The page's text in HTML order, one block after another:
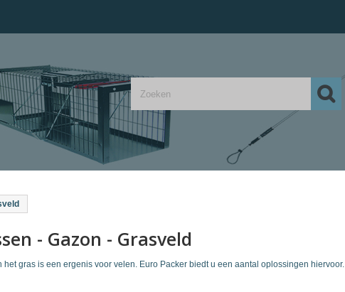
- Gazon - Grasveld
het gras is een ergenis voor velen. Euro Packer biedt u een aantal oplossingen hiervoor.